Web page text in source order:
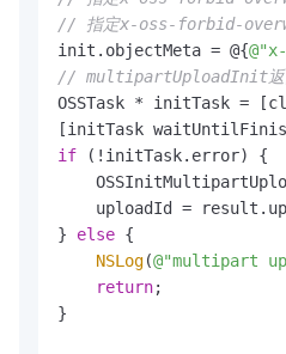
// 指定x-oss-forbid-
init.objectMeta = @{
// multipartUploadInit返回
OSSTask * initTask =
if (!initTask.error) {
uploadId =
} else {
NSLog(@"multipart
return;
}